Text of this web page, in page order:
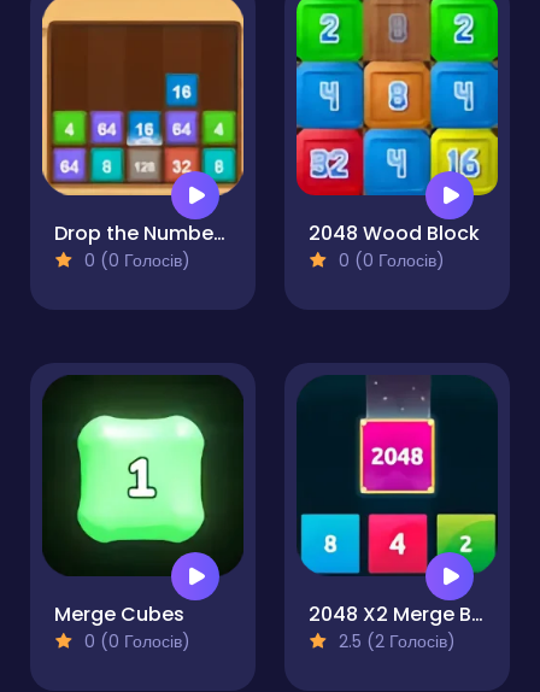
Drop the Number - Merge Game
0 (0 Голосів)
2048 Wood Block
0 (0 Голосів)
Merge Cubes
0 (0 Голосів)
2048 X2 Merge Blocks
2.5 (2 Голосів)